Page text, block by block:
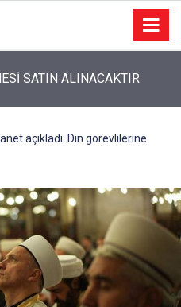
SATIN ALINACAKTIR
açıkladı: Din görevlilerine